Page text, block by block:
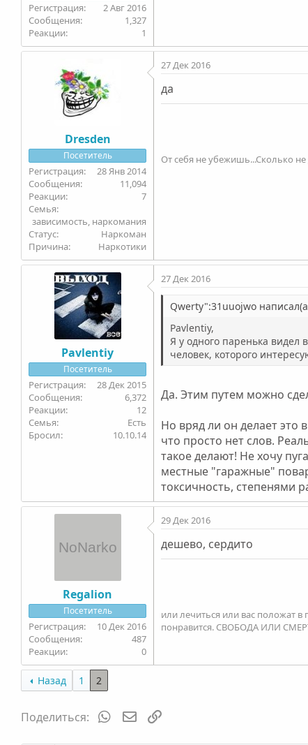
2 Авг 2016
1,327
1
Dresden
Посетитель
28 Янв 2014
11,094
7
Семья
зависимость, наркомания
Статус
Наркоман
Причина
Наркотики
27 Дек 2016
да
От себя не убежишь...Сколько не
Pavlentiy
Посетитель
28 Дек 2015
6,372
12
Семья
Есть
Бросил
10.10.14
27 Дек 2016
Qwerty":31uuojwo
Pavlentiy,
Я у одного паренька видел
человек, которого
Да. Этим путем можно
Но вряд ли он делает это
что просто нет слов.
такое делают! Не хочу
местные "гаражные"
токсичность, степенями
Regalion
Посетитель
10 Дек 2016
487
0
29 Дек 2016
дешево, сердито
или лечиться или вас положат
понравится. СВОБОДА ИЛИ
Назад 1 2
Поделиться: WhatsAppЭлектронная почта